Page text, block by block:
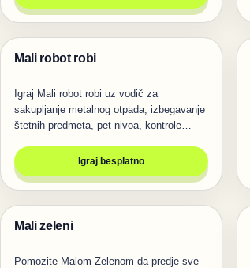
Igre
Mali robot robi
Igraj Mali robot robi uz vodič za
sakupljanje metalnog otpada, izbegavanje
štetnih predmeta, pet nivoa, kontrole…
Igraj besplatno
Igre
Mali zeleni
Pomozite Malom Zelenom da predje sve